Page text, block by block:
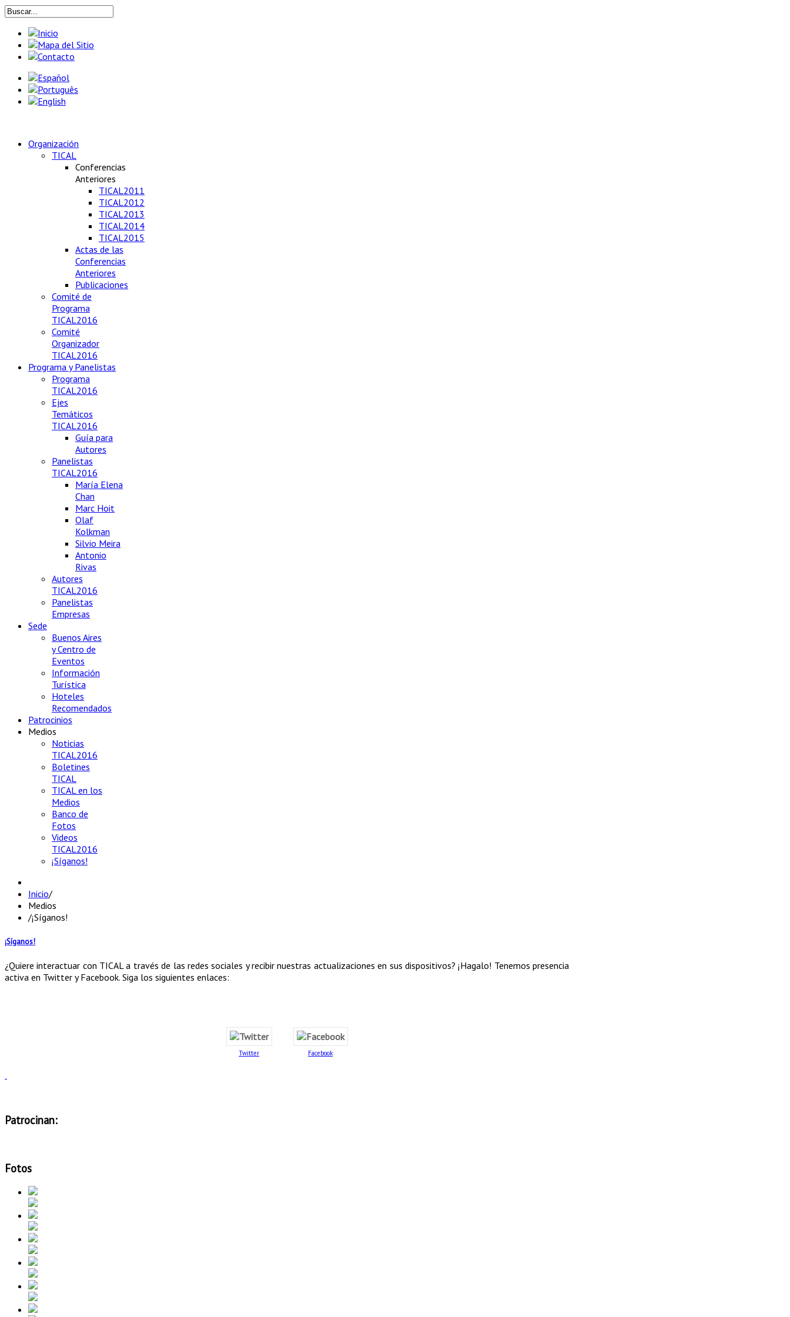
Organización
TICAL
Conferencias
Anteriores
TICAL2011
TICAL2012
TICAL2013
TICAL2014
TICAL2015
Actas de las
Conferencias
Anteriores
Publicaciones
Comité de
Programa
TICAL2016
Comité
Organizador
TICAL2016
Programa y Panelistas
Programa
TICAL2016
Ejes
Temáticos
TICAL2016
Guía para
Autores
Panelistas
TICAL2016
María Elena
Chan
Marc Hoit
Olaf
Kolkman
Silvio Meira
Antonio
Rivas
Autores
TICAL2016
Panelistas
Empresas
Sede
Buenos Aires
y Centro de
Eventos
Información
Turística
Hoteles
Recomendados
Patrocinios
Medios
Noticias
TICAL2016
Boletines
TICAL
TICAL en los
Medios
Banco de
Fotos
Videos
TICAL2016
¡Síganos!
Inicio/
Medios
/¡Síganos!
¡Síganos!
¿Quiere interactuar con TICAL a través de las redes sociales y recibir nuestras actualizaciones en sus dispositivos? ¡Hagalo! Tenemos presencia
activa en Twitter y Facebook. Siga los siguientes enlaces:
Twitter Facebook
Patrocinan:
Fotos